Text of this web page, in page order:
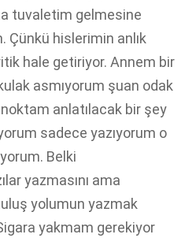
tuvaletim gelmesine
hislerimin anlık
hale getiriyor. Annem bir
asmıyorum şuan odak
anlatılacak bir şey
sadece yazıyorum o
Belki
yazmasını ama
yolumun yazmak
yakmam gerekiyor